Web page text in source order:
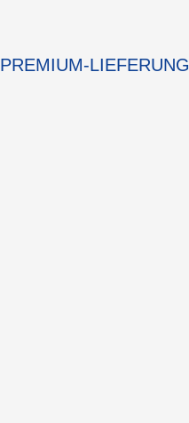
PREMIUM-LIEFERUNG